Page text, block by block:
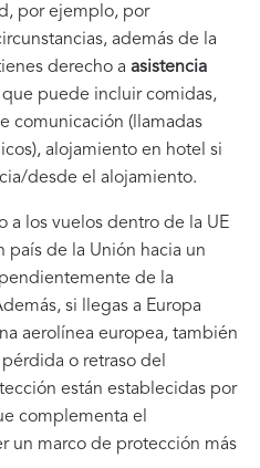
por ejemplo, por
además de la
derecho a asistencia
que puede incluir comidas,
comunicación (llamadas
alojamiento en hotel si
desde el alojamiento.
a los vuelos dentro de la UE
país de la Unión hacia un
de la
si llegas a Europa
aerolínea europea, también
o retraso del
están establecidas por
complementa el
un marco de protección más